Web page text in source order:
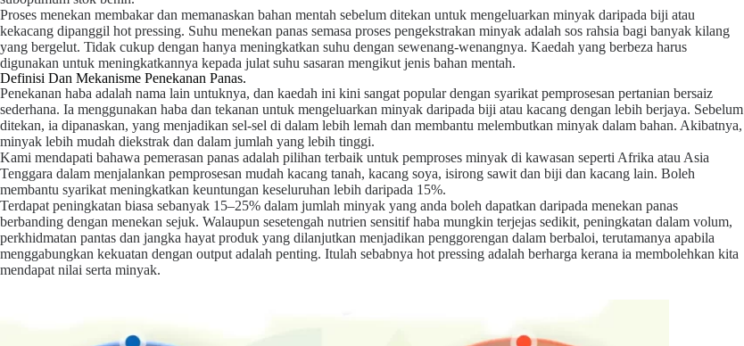
Proses menekan membakar dan memanaskan bahan mentah sebelum ditekan untuk mengeluarkan minyak daripada biji atau
kekacang dipanggil hot pressing. Suhu menekan panas semasa proses pengekstrakan minyak adalah sos rahsia bagi banyak kilang
yang bergelut. Tidak cukup dengan hanya meningkatkan suhu dengan sewenang-wenangnya. Kaedah yang berbeza harus
digunakan untuk meningkatkannya kepada julat suhu sasaran mengikut jenis bahan mentah.
Definisi Dan Mekanisme Penekanan Panas.
Penekanan haba adalah nama lain untuknya, dan kaedah ini kini sangat popular dengan syarikat pemprosesan pertanian bersaiz
sederhana. Ia menggunakan haba dan tekanan untuk mengeluarkan minyak daripada biji atau kacang dengan lebih berjaya. Sebelum
ditekan, ia dipanaskan, yang menjadikan sel-sel di dalam lebih lemah dan membantu melembutkan minyak dalam bahan. Akibatnya,
minyak lebih mudah diekstrak dan dalam jumlah yang lebih tinggi.
Kami mendapati bahawa pemerasan panas adalah pilihan terbaik untuk pemproses minyak di kawasan seperti Afrika atau Asia
Tenggara dalam menjalankan pemprosesan mudah kacang tanah, kacang soya, isirong sawit dan biji dan kacang lain. Boleh
membantu syarikat meningkatkan keuntungan keseluruhan lebih daripada 15%.
Terdapat peningkatan biasa sebanyak 15–25% dalam jumlah minyak yang anda boleh dapatkan daripada menekan panas
berbanding dengan menekan sejuk. Walaupun sesetengah nutrien sensitif haba mungkin terjejas sedikit, peningkatan dalam volum,
perkhidmatan pantas dan jangka hayat produk yang dilanjutkan menjadikan penggorengan dalam berbaloi, terutamanya apabila
menggabungkan kekuatan dengan output adalah penting. Itulah sebabnya hot pressing adalah berharga kerana ia membolehkan kita
mendapat nilai serta minyak.